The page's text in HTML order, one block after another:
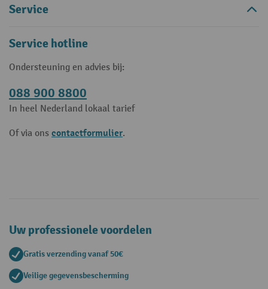
Service
Service hotline
Ondersteuning en advies bij:
088 900 8800
In heel Nederland lokaal tarief
Of via ons contactformulier.
Uw professionele voordelen
Gratis verzending vanaf 50€
Veilige gegevensbescherming